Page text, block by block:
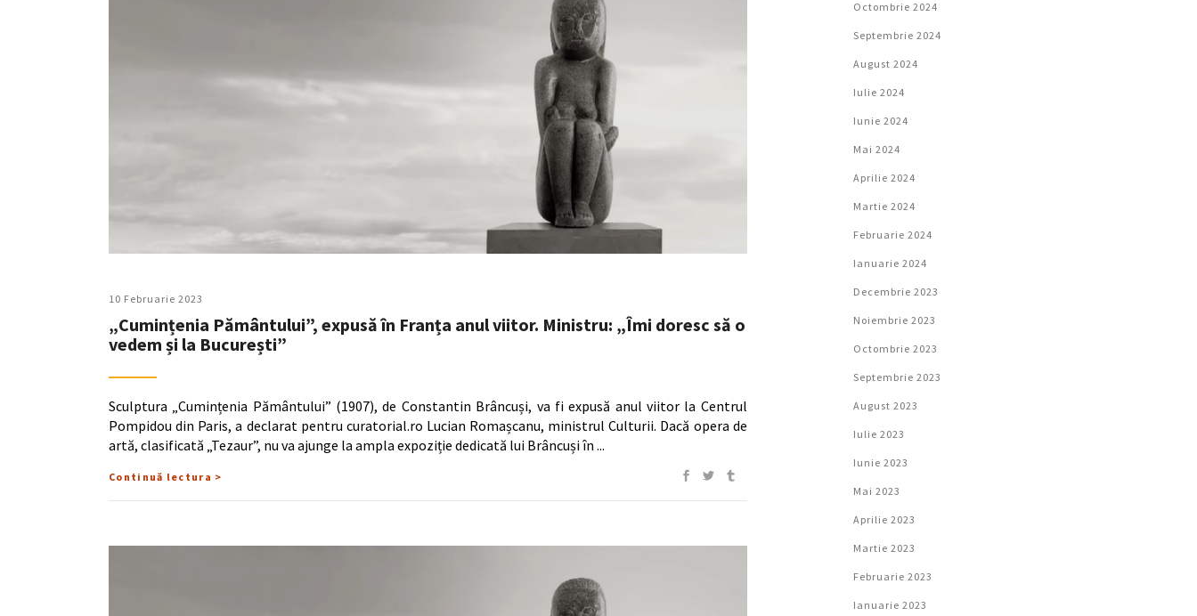
10 Februarie 2023
„Cumințenia Pământului”, expusă în Franța anul viitor. Ministru: „Îmi doresc să o
vedem și la București”
Sculptura „Cumințenia Pământului” (1907), de Constantin Brâncuși, va fi expusă anul viitor la Centrul
Pompidou din Paris, a declarat pentru curatorial.ro Lucian Romașcanu, ministrul Culturii. Dacă opera de
artă, clasificată „Tezaur”, nu va ajunge la ampla expoziție dedicată lui Brâncuși în
Continuă lectura >
Octombrie 2024
Septembrie 2024
August 2024
Iulie 2024
Iunie 2024
Mai 2024
Aprilie 2024
Martie 2024
Februarie 2024
Ianuarie 2024
Decembrie 2023
Noiembrie 2023
Octombrie 2023
Septembrie 2023
August 2023
Iulie 2023
Iunie 2023
Mai 2023
Aprilie 2023
Martie 2023
Februarie 2023
Ianuarie 2023